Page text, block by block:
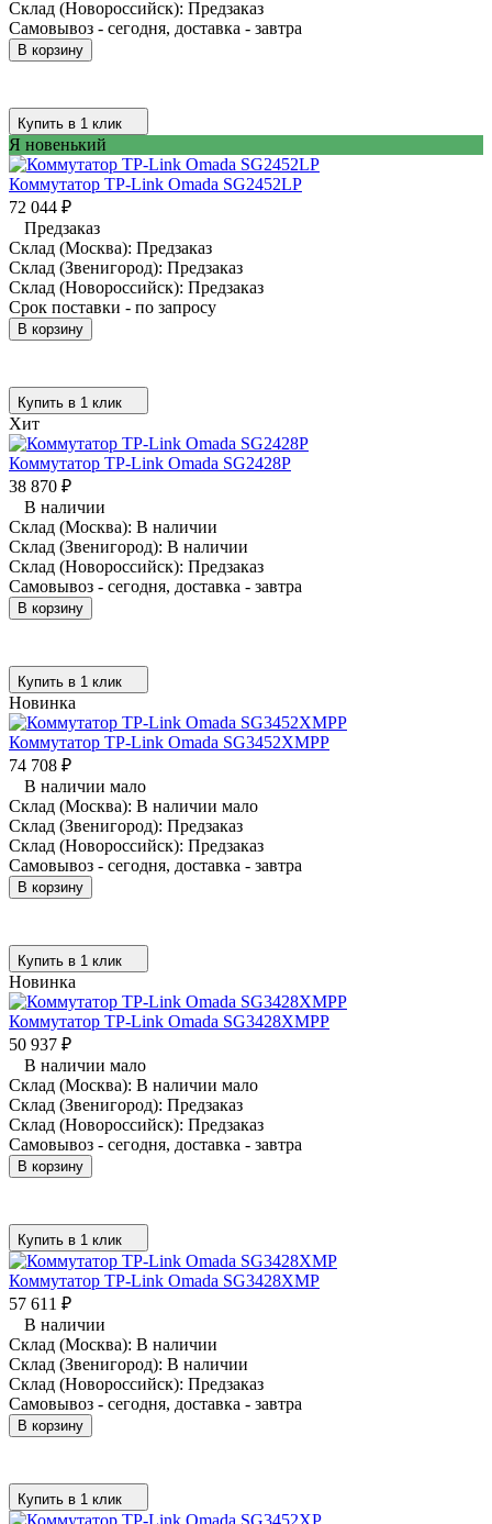
Склад (Новороссийск): Предзаказ
Самовывоз - сегодня, доставка - завтра
В корзину
Купить в 1 клик
Я новенький
Коммутатор TP-Link Omada SG2452LP
72 044 ₽
Предзаказ
Склад (Москва): Предзаказ
Склад (Звенигород): Предзаказ
Склад (Новороссийск): Предзаказ
Срок поставки - по запросу
В корзину
Купить в 1 клик
Хит
Коммутатор TP-Link Omada SG2428P
38 870 ₽
В наличии
Склад (Москва): В наличии
Склад (Звенигород): В наличии
Склад (Новороссийск): Предзаказ
Самовывоз - сегодня, доставка - завтра
В корзину
Купить в 1 клик
Новинка
Коммутатор TP-Link Omada SG3452XMPP
74 708 ₽
В наличии мало
Склад (Москва): В наличии мало
Склад (Звенигород): Предзаказ
Склад (Новороссийск): Предзаказ
Самовывоз - сегодня, доставка - завтра
В корзину
Купить в 1 клик
Новинка
Коммутатор TP-Link Omada SG3428XMPP
50 937 ₽
В наличии мало
Склад (Москва): В наличии мало
Склад (Звенигород): Предзаказ
Склад (Новороссийск): Предзаказ
Самовывоз - сегодня, доставка - завтра
В корзину
Купить в 1 клик
Коммутатор TP-Link Omada SG3428XMP
57 611 ₽
В наличии
Склад (Москва): В наличии
Склад (Звенигород): В наличии
Склад (Новороссийск): Предзаказ
Самовывоз - сегодня, доставка - завтра
В корзину
Купить в 1 клик